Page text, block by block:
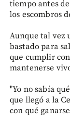
tiempo antes
los escombros
Aunque tal vez
bastado para
que cumplir
mantenerse
"Yo no sabía
que llegó a la
con qué